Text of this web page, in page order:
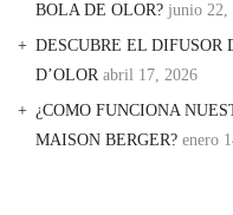
BOLA DE OLOR? junio 22,
DESCUBRE EL DIFUSOR
D’OLOR abril 17, 2026
¿COMO FUNCIONA
MAISON BERGER? enero